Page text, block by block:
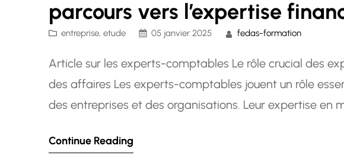
parcours vers l’expertise
entreprise, etude 05 janvier 2025 fedas-formation
Article sur les experts-comptables Le rôle crucial des
des affaires Les experts-comptables jouent un rôle
des entreprises et des organisations. Leur expertise en
financière et la conformité légale.…
Continue Reading